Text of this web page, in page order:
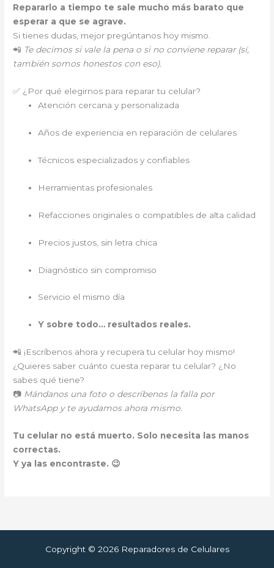
Repararlo a tiempo te sale mucho más barato que
esperar a que se agrave.
Si tienes dudas, mejor pregúntanos hoy mismo.
📲 Te decimos si vale la pena o si no conviene reparar (sí,
también somos honestos con eso).
✅ ¿Por qué elegirnos para reparar tu celular?
Atención cercana y personalizada
Años de experiencia en reparación de celulares
Técnicos especializados y confiables
Herramientas profesionales
Refacciones originales o compatibles de alta calidad
Precios justos, sin letra chica
Diagnóstico sin compromiso
Servicio el mismo día
Y sobre todo… resultados reales.
📲 ¡Escríbenos ahora y recupera tu celular hoy mismo!
¿Quieres saber cuánto cuesta reparar tu celular? ¿No
sabes qué tiene?
📷 Mándanos una foto o descríbenos la falla por
WhatsApp y te ayudamos ahora mismo.
Tu celular no está muerto. Solo necesita las manos
correctas.
Y ya las encontraste. 😉
Copyright © 2026 Reparadores de Celulares